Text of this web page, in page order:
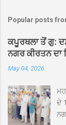
Popular posts
ਕਪੂਰਥਲਾ ਤੋਂ ਗੁ:
ਨਗਰ ਕੀਰਤਨ ਦਾ
May 04, 2026
ਦੇ